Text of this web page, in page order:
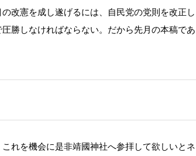
改憲を成し遂げるには、自民党の党則を改正し
勝しなければならない。だから先月の本稿であ
れを機会に是非靖國神社へ参拝して欲しいとネ